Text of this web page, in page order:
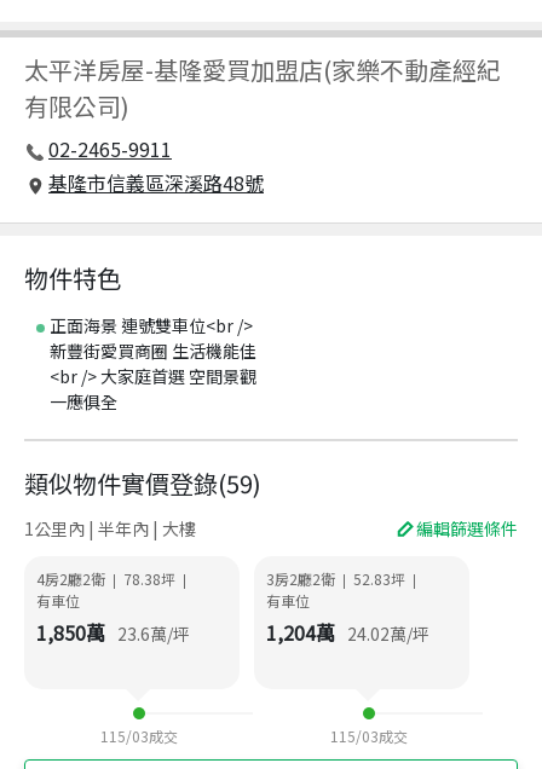
太平洋房屋-基隆愛買加盟店(家樂不動產經紀
有限公司)
02-2465-9911
基隆市信義區深溪路48號
物件特色
正面海景 連號雙車位<br />
新豐街愛買商圈 生活機能佳
<br /> 大家庭首選 空間景觀
一應俱全
類似物件實價登錄(59)
1公里內 | 半年內 | 大樓 編輯篩選條件
4房2廳2衛 | 78.38坪 |
有車位
1,850萬 23.6萬/坪
115/03成交
3房2廳2衛 | 52.83坪 |
有車位
1,204萬 24.02萬/坪
115/03成交